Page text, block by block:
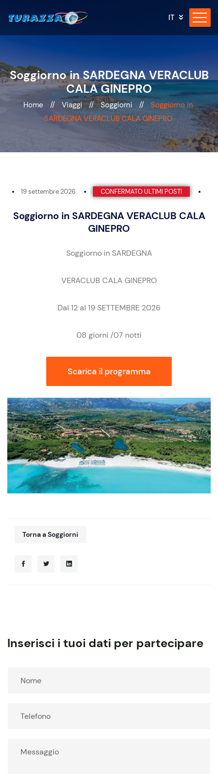
IT
Soggiorno in SARDEGNA VERACLUB
CALA GINEPRO
Home // Viaggi // Soggiorni //
Soggiorno in
SARDEGNA VERACLUB CALA GINEPRO
19 settembre 2026 CONFERMATO ULTIMI POSTI
Soggiorno in SARDEGNA VERACLUB CALA
GINEPRO
Soggiorno in SARDEGNA
VERACLUB CALA GINEPRO
Dal 12 al 19 SETTEMBRE 2026
08 giorni /07 notti
Scarica il programma
Torna a Soggiorni
Inserisci i tuoi dati per partecipare